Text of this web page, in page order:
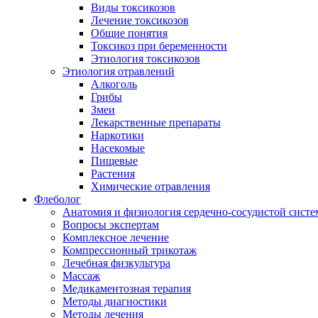
Виды токсикозов
Лечение токсикозов
Общие понятия
Токсикоз при беременности
Этиология токсикозов
Этиология отравлений
Алкоголь
Грибы
Змеи
Лекарственные препараты
Наркотики
Насекомые
Пищевые
Растения
Химические отравления
Флеболог
Анатомия и физиология сердечно-сосудистой
Вопросы экспертам
Комплексное лечение
Компрессионный трикотаж
Лечебная физкультура
Массаж
Медикаментозная терапия
Методы диагностики
Методы лечения